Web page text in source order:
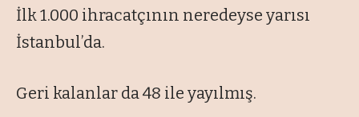
İlk 1.000 ihracatçının neredeyse yarısı
İstanbul’da.
Geri kalanlar da 48 ile yayılmış.